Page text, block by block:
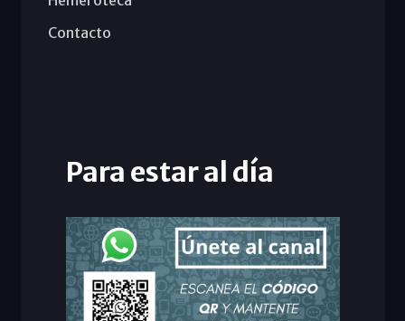
Contacto
Para estar al día